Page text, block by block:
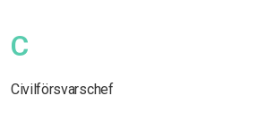
C
Civilförsvarschef